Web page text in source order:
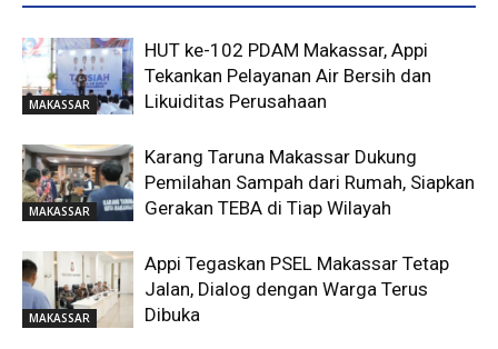
MAKASSAR
HUT ke-102 PDAM Makassar, Appi
Tekankan Pelayanan Air Bersih dan
Likuiditas Perusahaan
MAKASSAR
Karang Taruna Makassar Dukung
Pemilahan Sampah dari Rumah, Siapkan
Gerakan TEBA di Tiap Wilayah
MAKASSAR
Appi Tegaskan PSEL Makassar Tetap
Jalan, Dialog dengan Warga Terus
Dibuka